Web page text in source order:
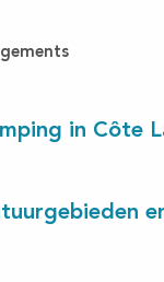
in Côte